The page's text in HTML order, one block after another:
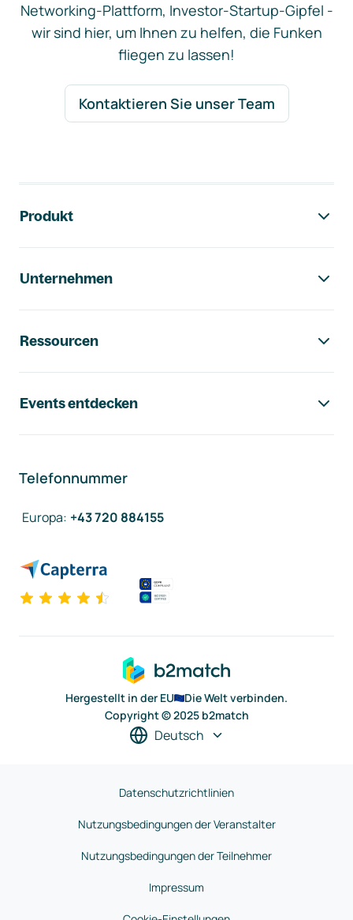
Networking-Plattform, Investor-Startup-Gipfel -
wir sind hier, um Ihnen zu helfen, die Funken
fliegen zu lassen!
Kontaktieren Sie unser Team
Produkt
Unternehmen
Ressourcen
Events entdecken
Telefonnummer
Europa: +43 720 884155
Hergestellt in der EU
Die Welt verbinden.
Copyright © 2025 b2match
Deutsch
Datenschutzrichtlinien
Nutzungsbedingungen der Veranstalter
Nutzungsbedingungen der Teilnehmer
Impressum